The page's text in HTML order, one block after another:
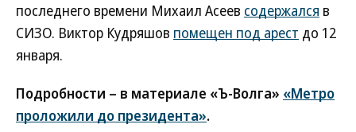
последнего времени Михаил Асеев содержался в
СИЗО. Виктор Кудряшов помещен под арест до 12
января.
Подробности – в материале «Ъ-Волга» «Метро
проложили до президента».